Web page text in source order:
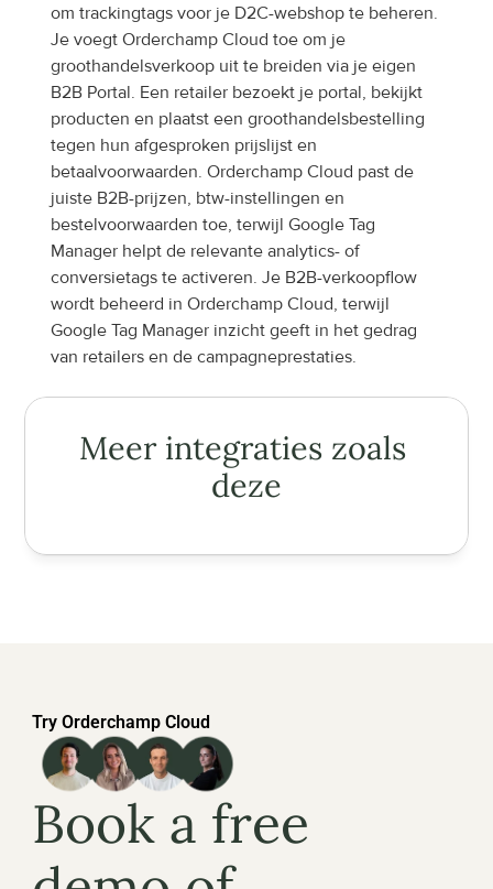
om trackingtags voor je D2C-webshop te beheren.
Je voegt Orderchamp Cloud toe om je
groothandelsverkoop uit te breiden via je eigen
B2B Portal. Een retailer bezoekt je portal, bekijkt
producten en plaatst een groothandelsbestelling
tegen hun afgesproken prijslijst en
betaalvoorwaarden. Orderchamp Cloud past de
juiste B2B-prijzen, btw-instellingen en
bestelvoorwaarden toe, terwijl Google Tag
Manager helpt de relevante analytics- of
conversietags te activeren. Je B2B-verkoopflow
wordt beheerd in Orderchamp Cloud, terwijl
Google Tag Manager inzicht geeft in het gedrag
van retailers en de campagneprestaties.
Meer integraties zoals
deze
Try Orderchamp Cloud
Book a free